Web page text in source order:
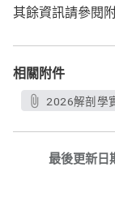
其餘資訊請參閱
相關附件
2026解剖學
最後更新日